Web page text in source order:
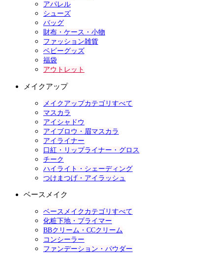
アパレル
シューズ
バッグ
財布・ケース・小物
ファッション雑貨
ベビーグッズ
福袋
アウトレット
メイクアップ
メイクアップカテゴリすべて
マスカラ
アイシャドウ
アイブロウ・眉マスカラ
アイライナー
口紅・リップライナー・グロス
チーク
ハイライト・シェーディング
つけまつげ・アイラッシュ
ベースメイク
ベースメイクカテゴリすべて
化粧下地・プライマー
BBクリーム・CCクリーム
コンシーラー
ファンデーション・パウダー